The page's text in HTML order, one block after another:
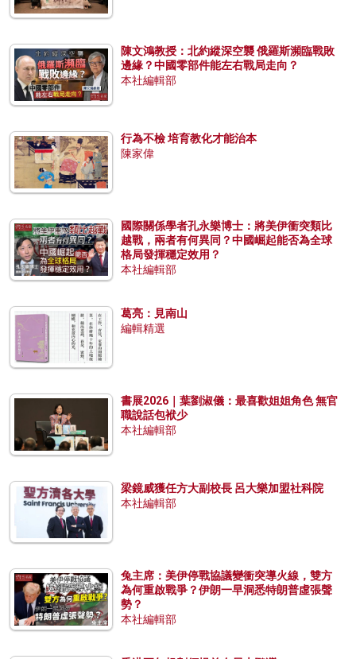
陳文鴻教授：北約縱深空襲 俄羅斯瀕臨戰敗
邊緣？中國零部件能左右戰局走向？
本社編輯部
行為不檢 培育教化才能治本
陳家偉
國際關係學者孔永樂博士：將美伊衝突類比
越戰，兩者有何異同？中國崛起能否為全球
格局發揮穩定效用？
本社編輯部
葛亮：見南山
編輯精選
書展2026｜葉劉淑儀：最喜歡姐姐角色 無官
職說話包袱少
本社編輯部
梁鏡威獲任方大副校長 呂大樂加盟社科院
本社編輯部
兔主席：美伊停戰協議變衝突導火線，雙方
為何重啟戰爭？伊朗一早洞悉特朗普虛張聲
勢？
本社編輯部